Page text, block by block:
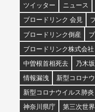
ツイッター
ニュース
ブロードリンク 会見
ブロードリンク倒産
ブロードリンク株式会社
中曽根首相死去
乃木
情報漏洩
新型コロナ
新型コロナウイルス肺炎
神奈川県庁
第三次世